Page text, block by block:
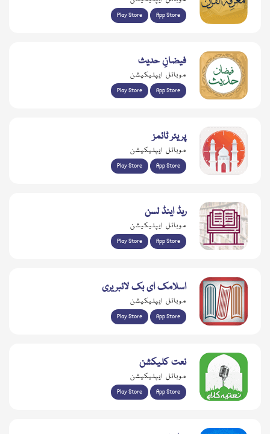
Play Store App Store
فیضانِ حدیث
موبائل ایپلیکیشن
Play Store App Store
پریئر ٹائمز
موبائل ایپلیکیشن
Play Store App Store
ریڈ اینڈ لسن
موبائل ایپلیکیشن
Play Store App Store
اسلامک ای بک لائبریری
موبائل ایپلیکیشن
Play Store App Store
نعت کلیکشن
موبائل ایپلیکیشن
Play Store App Store